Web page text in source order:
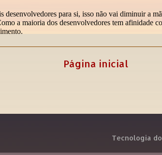
Página inicial
Tecnologia do